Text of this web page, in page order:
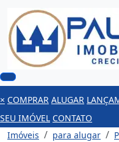
× COMPRAR ALUGAR
SEU IMÓVEL CONTATO
Imóveis
para alugar